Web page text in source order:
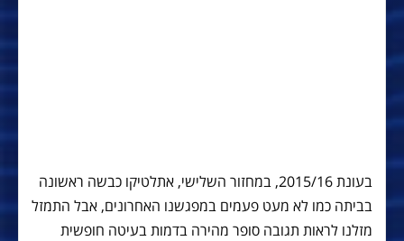
בעונת 2015/16, במחזור השלישי, אתלטיקו כבשה ראשונה
בביתה כמו לא מעט פעמים במפגשנו האחרונים, אבל התמזל
מזלנו לראות תגובה סופר מהירה בדמות בעיטה חופשית